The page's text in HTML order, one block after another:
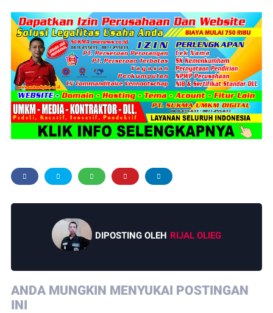
DIPOSTING OLEH RIJAL OLIEG
ANDA MUNGKIN MENYUKAI POSTINGAN
INI